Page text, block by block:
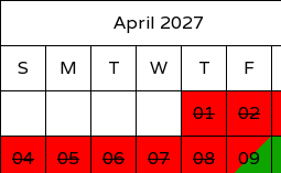
April 2027
S
M T W T F
01
02
04
05 06 07 08 09